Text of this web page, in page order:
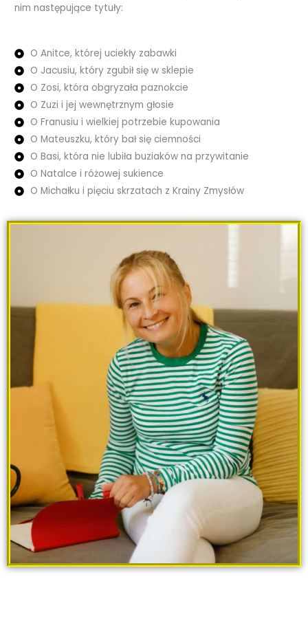
nim następujące tytuły:
O Anitce, której uciekły zabawki
O Jacusiu, który zgubił się w sklepie
O Zosi, która obgryzała paznokcie
O Zuzi i jej wewnętrznym głosie
O Franusiu i wielkiej potrzebie kupowania
O Mateuszku, który bał się ciemności
O Basi, która nie lubiła buziaków na przywitanie
O Natalce i różowej sukience
O Michałku i pięciu skrzatach z Krainy Zmysłów